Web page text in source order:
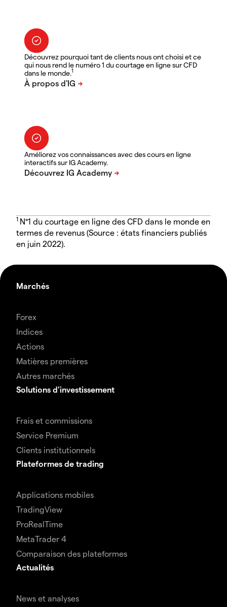
Découvrez pourquoi tant de clients nous ont choisi et ce
qui nous rend le numéro 1 du courtage en ligne sur CFD
dans le monde.1
Améliorez vos connaissances avec des cours en ligne
interactifs sur IG Academy.
1 N°1 du courtage en ligne des CFD dans le monde en
termes de revenus (Source : états financiers publiés
en juin 2022).
Marchés
Forex
Indices
Actions
Matières premières
Autres marchés
Solutions d'investissement
Frais et commissions
Service Premium
Clients institutionnels
Plateformes de trading
Applications mobiles
TradingView
ProRealTime
MetaTrader 4
Comparaison des plateformes
Actualités
News et analyses